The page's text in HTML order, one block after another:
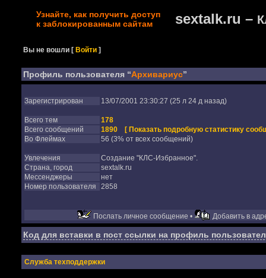
Узнайте, как получить доступ
к заблокированным сайтам
sextalk.ru –
Вы не вошли [Войти ]
Профиль пользователя “Архивариус”
Зарегистрирован 13/07/2001 23:30:27 (25 л 24 д назад)
Всего тем
178
Всего сообщений
1890
[ Показать подробную статистику
Во Флеймах
56 (3% от всех сообщений)
Увлечения
Создание "КЛС-Избранное".
Страна, город
sextalk.ru
Мессенджеры
нет
Номер пользователя
2858
Послать личное сообщение • Добавить в
Код для вставки в пост ссылки на профиль
Служба техподдержки